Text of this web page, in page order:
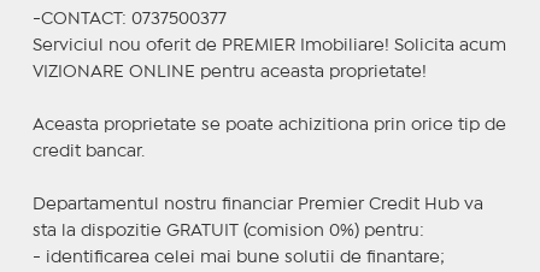
-CONTACT: 0737500377
Serviciul nou oferit de PREMIER Imobiliare! Solicita acum
VIZIONARE ONLINE pentru aceasta proprietate!
Aceasta proprietate se poate achizitiona prin orice tip de
credit bancar.
Departamentul nostru financiar Premier Credit Hub va
sta la dispozitie GRATUIT (comision 0%) pentru:
- identificarea celei mai bune solutii de finantare;